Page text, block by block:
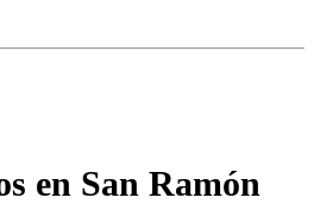
en San Ramón